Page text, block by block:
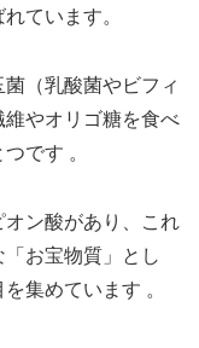
ています。
（乳酸菌やビフィ
やオリゴ糖を食べ
です 。
ン酸があり、これ
お宝物質」とし
集めています 。